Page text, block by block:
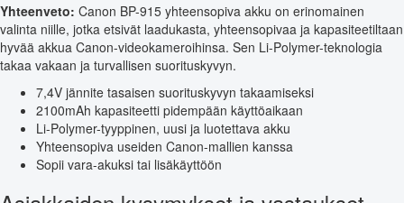
Yhteenveto: Canon BP-915 yhteensopiva akku on erinomainen
valinta niille, jotka etsivät laadukasta, yhteensopivaa ja kapasiteetiltaan
hyvää akkua Canon-videokameroihinsa. Sen Li-Polymer-teknologia
takaa vakaan ja turvallisen suorituskyvyn.
7,4V jännite tasaisen suorituskyvyn takaamiseksi
2100mAh kapasiteetti pidempään käyttöaikaan
Li-Polymer-tyyppinen, uusi ja luotettava akku
Yhteensopiva useiden Canon-mallien kanssa
Sopii vara-akuksi tai lisäkäyttöön